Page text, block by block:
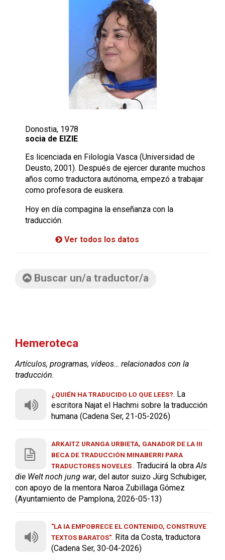
Donostia, 1978
socia de EIZIE
Es licenciada en Filología Vasca (Universidad de
Deusto, 2001). Después de ejercer durante muchos
años como traductora autónoma, empezó a trabajar
como profesora de euskera.
Hoy en día compagina la enseñanza con la
traducción.
Ver todos los datos
Buscar un/a traductor/a
Hemeroteca
Artículos, programas, vídeos… relacionados con la
traducción.
¿QUIÉN HA TRADUCIDO LO QUE LEES?. La
escritora Najat el Hachmi sobre la traducción
humana (Cadena Ser, 21-05-2026)
ARKAITZ URANGA URBIETA, GANADOR DE LA III
BECA DE TRADUCCIÓN MINABERRI PARA
TRADUCTORES NOVELES. Traducirá la obraAls
die Welt noch jung war, del autor suizo Jürg Schubiger,
con apoyo de la mentora Naroa Zubillaga Gómez
(Ayuntamiento de Pamplona, 2026-05-13)
"LA IA EMPOBRECE EL CONTENIDO, CONSTRUYE
TEXTOS BARATOS". Rita da Costa, traductora
(Cadena Ser, 30-04-2026)